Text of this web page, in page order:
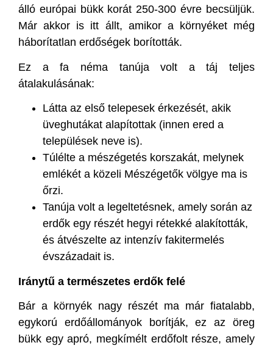
álló európai bükk korát 250-300 évre becsüljük.
Már akkor is itt állt, amikor a környéket még
háborítatlan erdőségek borították.
Ez a fa néma tanúja volt a táj teljes
átalakulásának:
Látta az első telepesek érkezését, akik
üveghutákat alapítottak (innen ered a
települések neve is).
Túlélte a mészégetés korszakát, melynek
emlékét a közeli Mészégetők völgye ma is
őrzi.
Tanúja volt a legeltetésnek, amely során az
erdők egy részét hegyi rétekké alakították,
és átvészelte az intenzív fakitermelés
évszázadait is.
Iránytű a természetes erdők felé
Bár a környék nagy részét ma már fiatalabb,
egykorú erdőállományok borítják, ez az öreg
bükk egy apró, megkímélt erdőfolt része, amely